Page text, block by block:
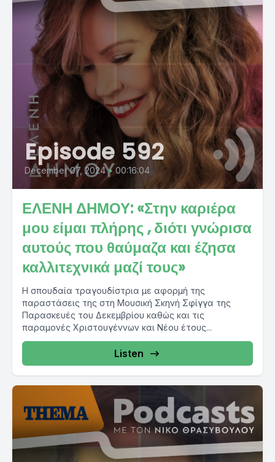
Episode 592
December 07, 2024 • 00:16:04
ΕΛΕΝΗ ΔΗΜΟΥ: «Στην καριέρα
μου είμαι πλήρης , διότι γνώρισα
αυτούς που θαύμαζα και έζησα
καλλιτεχνικά μαζί τους»
Η σπουδαία τραγουδίστρια με αφορμή της
παραστάσεις της στη Μουσική Σκηνή Σφίγγα της
Παρασκευές του Δεκεμβρίου καθώς και τις
παραμονές Χριστουγέννων και Νέου έτους...
Listen